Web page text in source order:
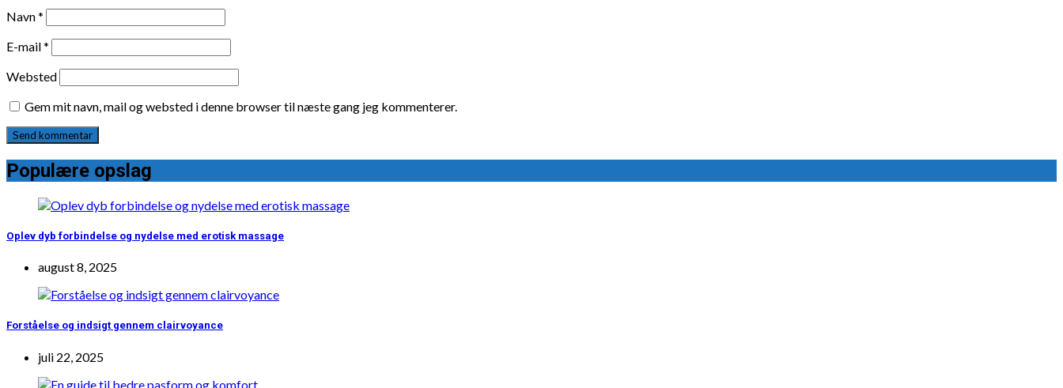
Navn*
E-mail*
Websted
Gem mit navn, mail og websted i denne browser til næste gang jeg kommenterer.
Populære opslag
Oplev dyb forbindelse og nydelse med erotisk massage
august 8, 2025
Forståelse og indsigt gennem clairvoyance
juli 22, 2025